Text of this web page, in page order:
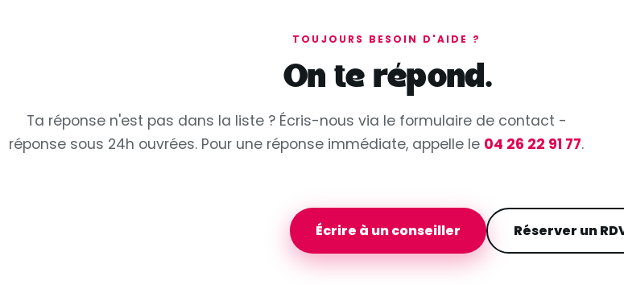
TOUJOURS BESOIN D'AIDE ?
On te répond.
Ta réponse n'est pas dans la liste ? Écris-nous via le formulaire de contact -
réponse sous 24h ouvrées. Pour une réponse immédiate, appelle le 04 26 22 91 77.
Écrire à un conseiller Réserver un